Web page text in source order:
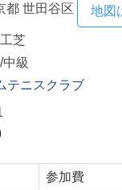
都 世田谷区 地図
芝
中級
テニスクラブ
参加費